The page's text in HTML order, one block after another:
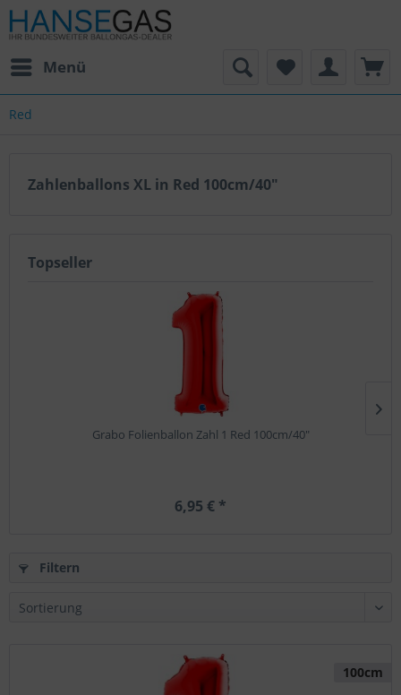
Menü
Red
Zahlenballons XL in Red 100cm/40"
Topseller
Grabo Folienballon Zahl 1 Red 100cm/40"
6,95 € *
Filtern
100cm